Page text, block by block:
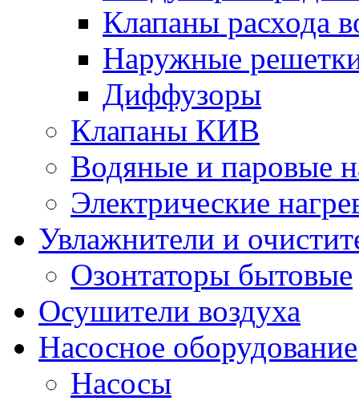
Клапаны расхода
Наружные
Диффузоры
Клапаны КИВ
Водяные и паровые
Электрические
Увлажнители и
Озонтаторы бытовые
Осушители воздуха
Насосное оборудование
Насосы